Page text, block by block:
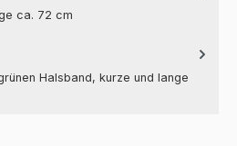
ca. 72 cm
Halsband, kurze und lange